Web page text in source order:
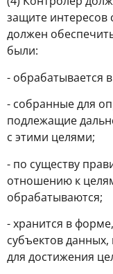
защите интересов
должен
были:
- обрабатывается
- собранные для
подлежащие
с этими целями;
- по существу
отношению к
обрабатываются;
- хранится в
субъектов
для достижения